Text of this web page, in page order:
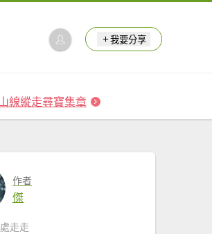
我要分享
線縱走尋寶集章
作者
傑
走走